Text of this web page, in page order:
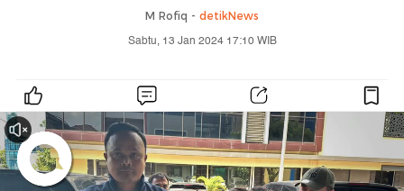
M Rofiq - detikNews
Sabtu, 13 Jan 2024 17:10 WIB